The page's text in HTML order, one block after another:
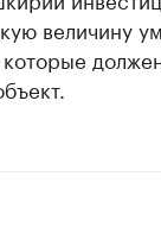
величину